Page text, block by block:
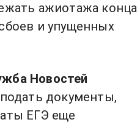
ажиотажа конца
и упущенных
Новостей
документы,
ЕГЭ еще